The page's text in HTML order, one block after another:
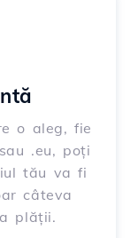
o aleg, fie
.eu, poți
tău va fi
câteva
plății.